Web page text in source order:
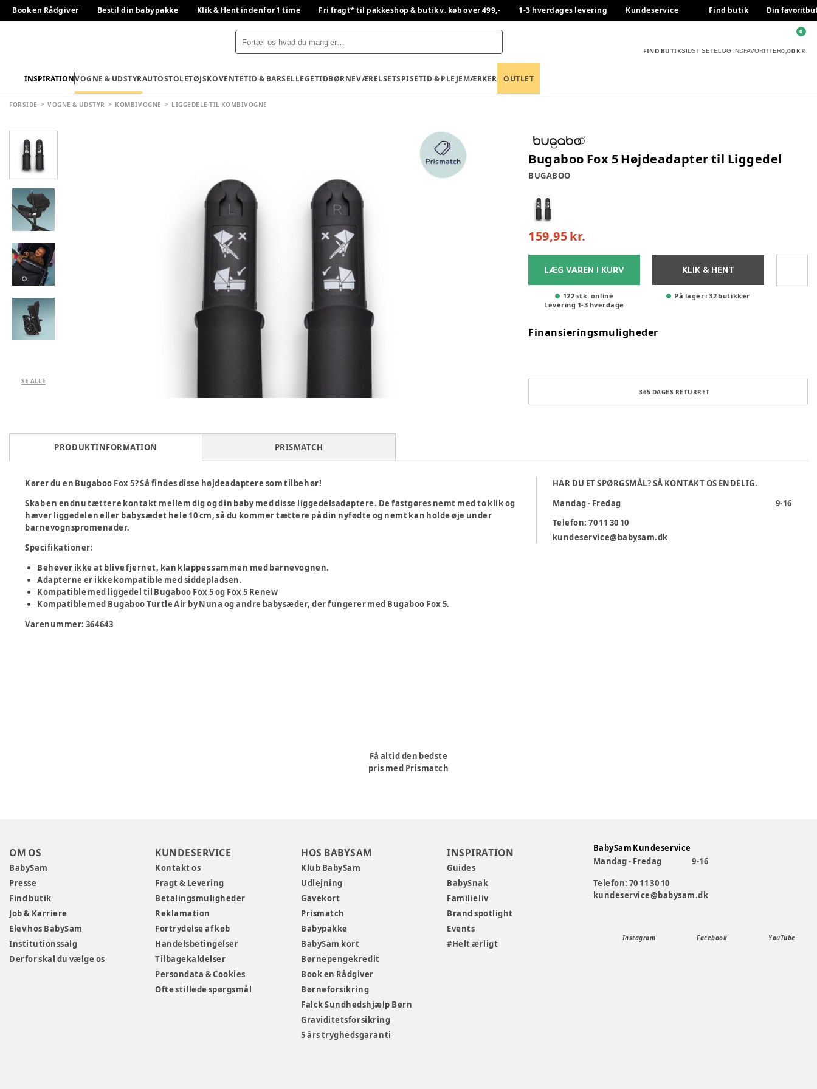
Book en Rådgiver Bestil din babypakke Klik & Hent indenfor 1 time Fri fragt* til pakkeshop & butik v. køb over 499,- 1-3 hverdages levering Kundeservice Find butik Din
FIND BUTIKSIDST SETELOG INDFAVORITTER0,00 KR.
0
INSPIRATIONVOGNE & UDSTYRAUTOSTOLETØJSKOVENTETID & BARSELLEGETIDBØRNEVÆRELSETSPISETID & PLEJEMÆRKER OUTLET
FORSIDE VOGNE & UDSTYR KOMBIVOGNE LIGGEDELE TIL KOMBIVOGNE
SE ALLE
Bugaboo Fox 5 Højdeadapter til Liggedel
BUGABOO
159,95 kr.
LÆG VAREN I KURV
122 stk. online
Levering 1-3 hverdage
KLIK & HENT
På lager i 32 butikker
Finansieringsmuligheder
365 DAGES RETURRET
PRODUKTINFORMATION PRISMATCH
Kører du en Bugaboo Fox 5? Så findes disse højdeadaptere som tilbehør!
Skab en endnu tættere kontakt mellem dig og din baby med disse liggedelsadaptere. De fastgøres nemt med to klik og
hæver liggedelen eller babysædet hele 10 cm, så du kommer tættere på din nyfødte og nemt kan holde øje under
barnevognspromenader.
Specifikationer:
Behøver ikke at blive fjernet, kan klappes sammen med barnevognen.
Adapterne er ikke kompatible med siddepladsen.
Kompatible med liggedel til Bugaboo Fox 5 og Fox 5 Renew
Kompatible med Bugaboo Turtle Air by Nuna og andre babysæder, der fungerer med Bugaboo Fox 5.
Varenummer: 364643
HAR DU ET SPØRGSMÅL? SÅ KONTAKT OS ENDELIG.
Mandag - Fredag
9-16
Telefon: 70 11 30 10
kundeservice@babysam.dk
Få altid den bedste
pris med Prismatch
OM OS
BabySam
Presse
Find butik
Job & Karriere
Elev hos BabySam
Institutionssalg
Derfor skal du vælge os
KUNDESERVICE
Kontakt os
Fragt & Levering
Betalingsmuligheder
Reklamation
Fortrydelse af køb
Handelsbetingelser
Tilbagekaldelser
Persondata & Cookies
Ofte stillede spørgsmål
HOS BABYSAM
Klub BabySam
Udlejning
Gavekort
Prismatch
Babypakke
BabySam kort
Børnepengekredit
Book en Rådgiver
Børneforsikring
Falck Sundhedshjælp Børn
Graviditetsforsikring
5 års tryghedsgaranti
INSPIRATION
Guides
BabySnak
Familieliv
Brand spotlight
Events
#Helt ærligt
BabySam Kundeservice
Mandag - Fredag
9-16
Telefon: 70 11 30 10
kundeservice@babysam.dk
Instagram Facebook YouTube